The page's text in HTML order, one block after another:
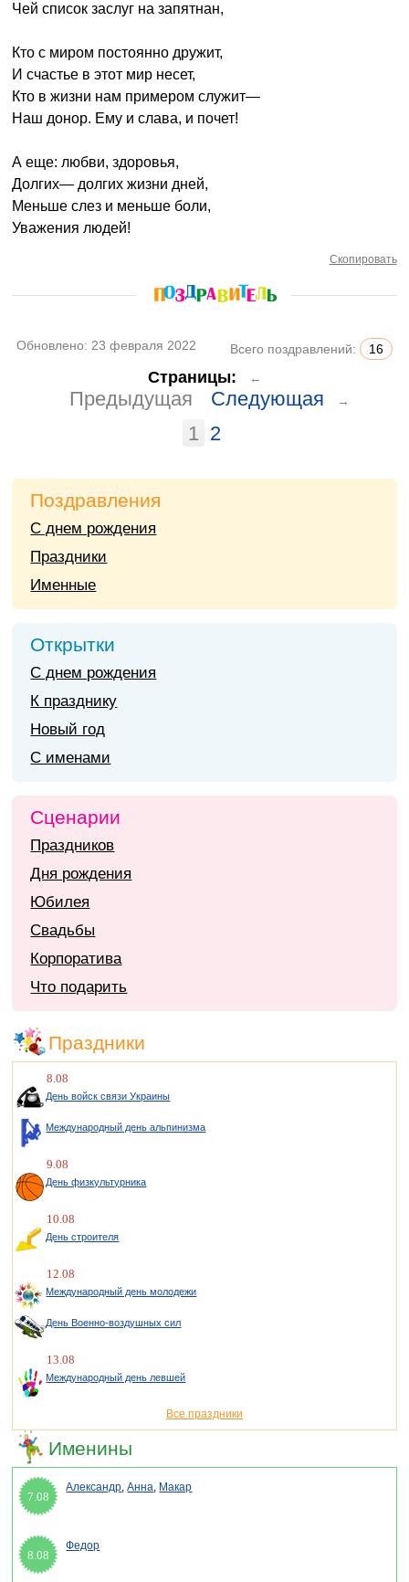
Чей список заслуг на запятнан,
Кто с миром постоянно дружит,
И счастье в этот мир несет,
Кто в жизни нам примером служит—
Наш донор. Ему и слава, и почет!
А еще: любви, здоровья,
Долгих— долгих жизни дней,
Меньше слез и меньше боли,
Уважения людей!
Скопировать
Обновлено: 23 февраля 2022 Всего поздравлений: 16
Страницы: ←
Предыдущая Следующая →
1 2
Поздравления
С днем рождения
Праздники
Именные
Открытки
С днем рождения
К празднику
Новый год
С именами
Сценарии
Праздников
Дня рождения
Юбилея
Свадьбы
Корпоратива
Что подарить
Праздники
8.08
День войск связи Украины
Международный день альпинизма
9.08
День физкультурника
10.08
День строителя
12.08
Международный день молодежи
День Военно-воздушных сил
13.08
Международный день левшей
Все праздники
Именины
7.08
Александр,Анна, Макар
8.08
Федор